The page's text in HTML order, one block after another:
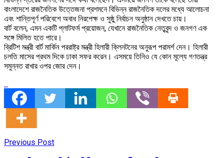
বাংলাদেশে রাজনৈতিক উত্তেজনা প্রশমনে বিভিন্ন রাজনৈতিক দলের মধ্যে আলোচনা
এবং শান্তিপূর্ণ পরিবেশে অবাধ নিরপেক্ষ ও সুষ্ঠু নির্বাচন অনুষ্ঠান দেখতে চায়।
বার্ট বলেন, এমন একটি প্লাটফর্ম প্রয়োজন, যেখানে রাজনৈতিক নেতৃবৃন্দ ও জনগণ এক
সঙ্গে মিলিত হতে পারে।
ব্রিটিশ মন্ত্রী বার্ট মার্কিন পররাষ্ট্র মন্ত্রী হিলারী ক্লিনটনের অনুরূপ পরামর্শ দেন। হিলারী
চলতি মাসের প্রথম দিকে ঢাকা সফর করেন। এসময়ে তিনিও যে কোন মূল্যে গণতন্ত্র
সমুন্নত রাখার ওপর জোর দেন।
Previous Post